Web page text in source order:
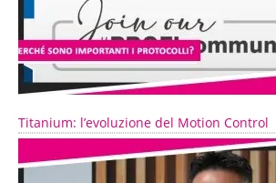
Titanium: l’evoluzione del Motion Control